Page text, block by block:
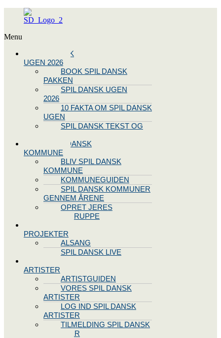
Menu
SPIL DANSK
UGEN 2026
BOOK SPIL DANSK
PAKKEN
SPIL DANSK UGEN
2026
10 FAKTA OM SPIL DANSK
UGEN
SPIL DANSK TEKST OG
BLIV SPIL DANSK
KOMMUNE
BLIV SPIL DANSK
KOMMUNE
KOMMUNEGUIDEN
SPIL DANSK KOMMUNER
GENNEM ÅRENE
OPRET JERES
STYREGRUPPE
PROJEKTER
ALSANG
SPIL DANSK LIVE
ARTISTER
ARTISTGUIDEN
VORES SPIL DANSK
ARTISTER
LOG IND SPIL DANSK
ARTISTER
TILMELDING SPIL DANSK
ARTISTER